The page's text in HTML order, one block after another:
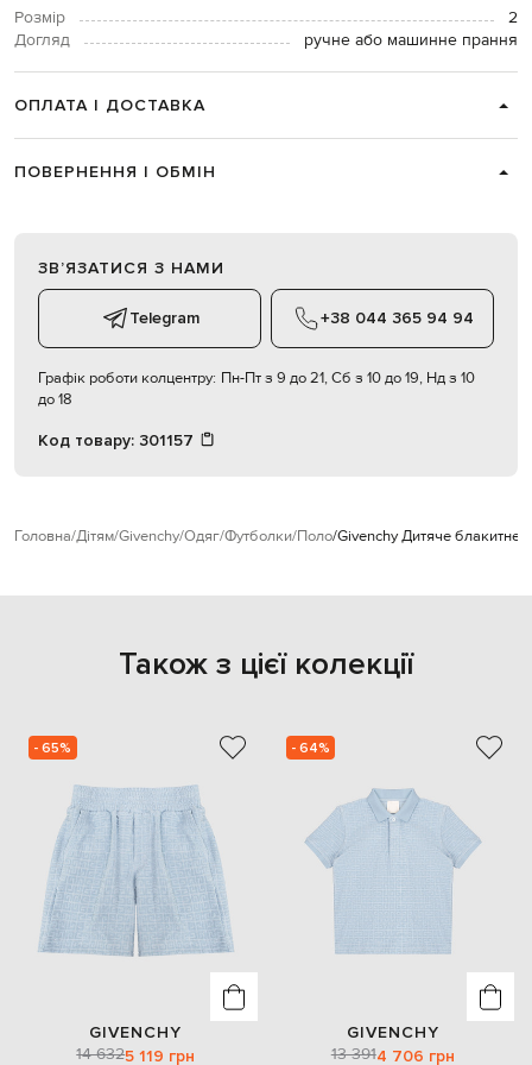
Розмір
2
Догляд
ручне або машинне прання
ОПЛАТА І ДОСТАВКА
ПОВЕРНЕННЯ І ОБМІН
ЗВʼЯЗАТИСЯ З НАМИ
Telegram +38 044 365 94 94
Графік роботи колцентру: Пн-Пт з 9 до 21, Сб з 10 до 19, Нд з 10
до 18
Код товару: 301157
Головна Дітям Givenchy Одяг Футболки Поло Givenchy Дитяче блакитне
Також з цієї колекції
- 65%
GIVENCHY
14 6325 119 грн
- 64%
GIVENCHY
13 3914 706 грн